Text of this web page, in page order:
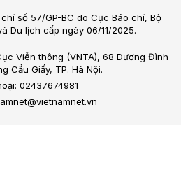
số 57/GP-BC do Cục Báo chí, Bộ
Du lịch cấp ngày 06/11/2025.
Viễn thông (VNTA), 68 Dương Đình
Cầu Giấy, TP. Hà Nội.
02437674981